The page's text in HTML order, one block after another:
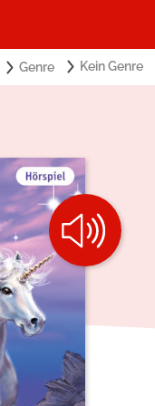
Genre
Kein Genre